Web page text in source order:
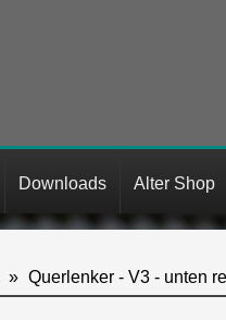
Downloads Alter Shop
Querlenker - V3 - unten